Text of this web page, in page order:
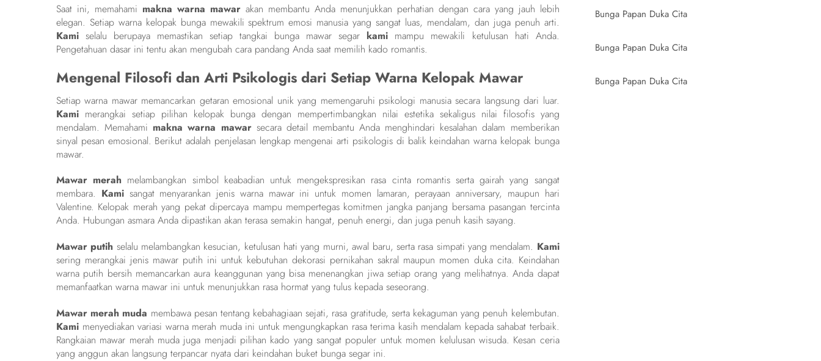
Saat ini, memahami makna warna mawarakan membantu Anda menunjukkan perhatian dengan cara yang jauh lebih
elegan. Setiap warna kelopak bunga mewakili spektrum emosi manusia yang sangat luas, mendalam, dan juga penuh arti.
Kami selalu berupaya memastikan setiap tangkai bunga mawar segar kami mampu mewakili ketulusan hati Anda.
Pengetahuan dasar ini tentu akan mengubah cara pandang Anda saat memilih kado romantis.
Mengenal Filosofi dan Arti Psikologis dari Setiap Warna Kelopak Mawar
Setiap warna mawar memancarkan getaran emosional unik yang memengaruhi psikologi manusia secara langsung dari luar.
Kami merangkai setiap pilihan kelopak bunga dengan mempertimbangkan nilai estetika sekaligus nilai filosofis yang
mendalam. Memahami makna warna mawarsecara detail membantu Anda menghindari kesalahan dalam memberikan
sinyal pesan emosional. Berikut adalah penjelasan lengkap mengenai arti psikologis di balik keindahan warna kelopak bunga
mawar.
Mawar merah melambangkan simbol keabadian untuk mengekspresikan rasa cinta romantis serta gairah yang sangat
membara. Kamisangat menyarankan jenis warna mawar ini untuk momen lamaran, perayaan anniversary, maupun hari
Valentine. Kelopak merah yang pekat dipercaya mampu mempertegas komitmen jangka panjang bersama pasangan tercinta
Anda. Hubungan asmara Anda dipastikan akan terasa semakin hangat, penuh energi, dan juga penuh kasih sayang.
Mawar putih selalu melambangkan kesucian, ketulusan hati yang murni, awal baru, serta rasa simpati yang mendalam. Kami
sering merangkai jenis mawar putih ini untuk kebutuhan dekorasi pernikahan sakral maupun momen duka cita. Keindahan
warna putih bersih memancarkan aura keanggunan yang bisa menenangkan jiwa setiap orang yang melihatnya. Anda dapat
memanfaatkan warna mawar ini untuk menunjukkan rasa hormat yang tulus kepada seseorang.
Mawar merah muda membawa pesan tentang kebahagiaan sejati, rasa gratitude, serta kekaguman yang penuh kelembutan.
Kami menyediakan variasi warna merah muda ini untuk mengungkapkan rasa terima kasih mendalam kepada sahabat terbaik.
Rangkaian mawar merah muda juga menjadi pilihan kado yang sangat populer untuk momen kelulusan wisuda. Kesan ceria
yang anggun akan langsung terpancar nyata dari keindahan buket bunga segar ini.
Bunga Papan Duka Cita
Bunga Papan Duka Cita
Bunga Papan Duka Cita